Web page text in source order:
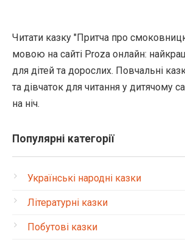
Читати казку "Притча про
мовою на сайті Proza онлайн:
для дітей та дорослих. Повчальні
та дівчаток для читання у дитячому
на ніч.
Популярні категорії
Українські народні казки
Літературні казки
Побутові казки